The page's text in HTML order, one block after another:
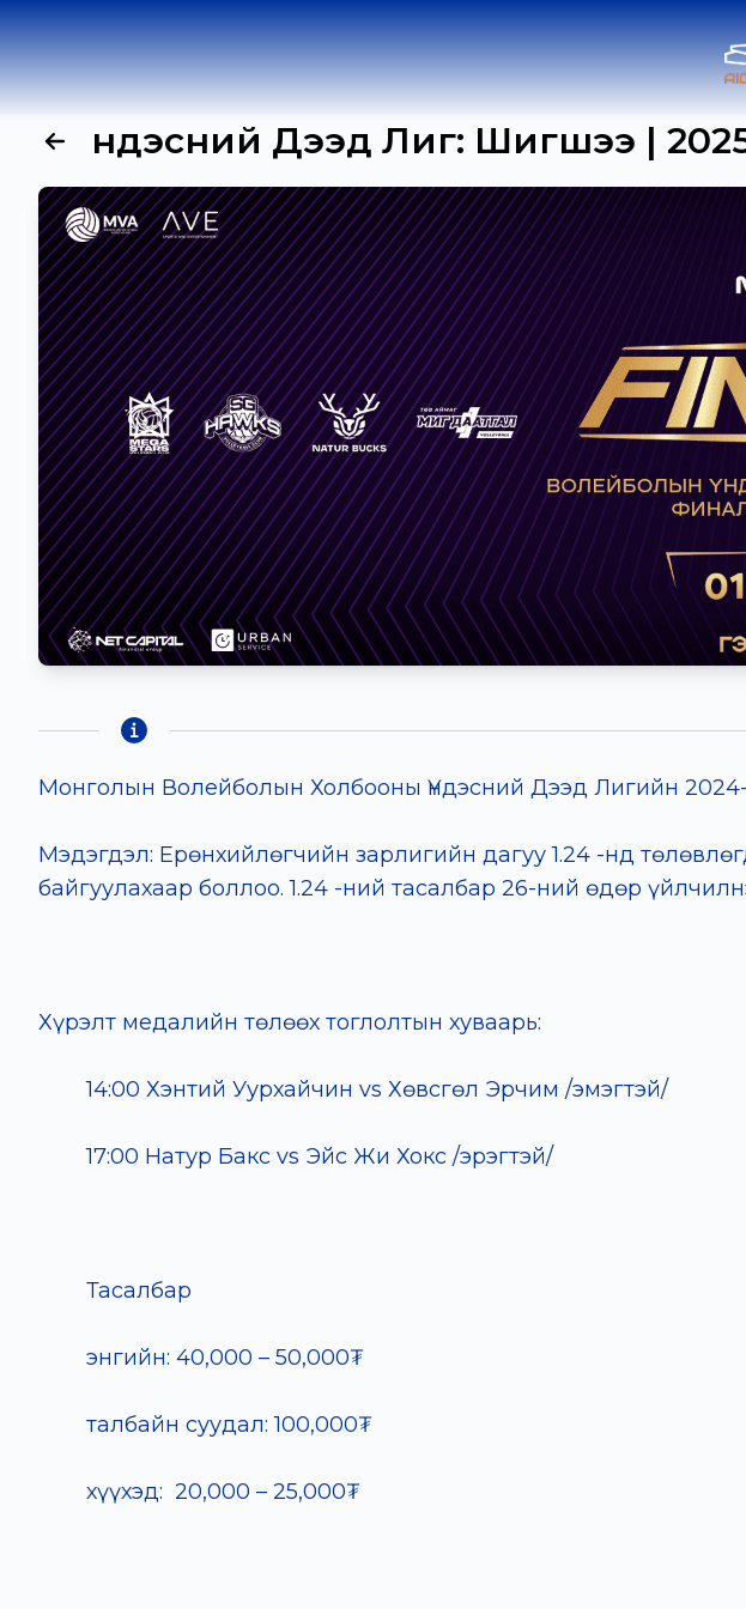
Үндэсний Дээд Лиг: Шигшээ |
Монголын Волейболын Холбооны Үндэсний Дээд Лигийн
Мэдэгдэл: Ерөнхийлөгчийн зарлигийн дагуу 1.24 -нд
байгуулахаар боллоо. 1.24 -ний тасалбар 26-ний өдөр
Хүрэлт медалийн төлөөх тоглолтын хуваарь:
14:00 Хэнтий Уурхайчин vs Хөвсгөл Эрчим /эмэгтэй/
17:00 Натур Бакс vs Эйс Жи Хокс /эрэгтэй/
Тасалбар
энгийн: 40,000 – 50,000₮
талбайн суудал: 100,000₮
хүүхэд: 20,000 – 25,000₮